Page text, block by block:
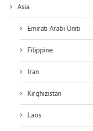
Asia
Emirati Arabi Uniti
Filippine
Iran
Kirghizistan
Laos